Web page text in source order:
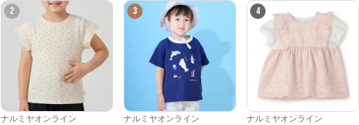
2
ナルミヤオンライン
3
ナルミヤオンライン
4
ナルミヤオンライン
ナルミヤオンライン